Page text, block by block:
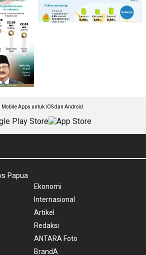
Mobile Apps untuk iOS dan Android
Papua
Ekonomi
Internasional
Artikel
Redaksi
ANTARA Foto
BrandA